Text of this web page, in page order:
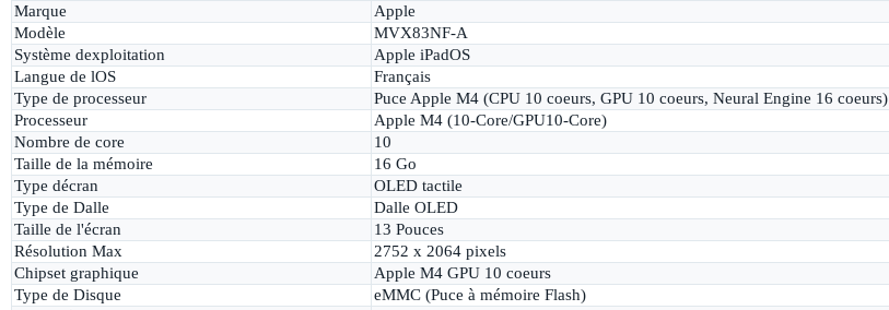
Marque
Apple
Modèle
MVX83NF-A
Système dexploitation
Apple iPadOS
Langue de lOS
Français
Type de processeur
Puce Apple M4 (CPU 10 coeurs, GPU 10 coeurs, Neural Engine 16 coeurs)
Processeur
Apple M4 (10-Core/GPU10-Core)
Nombre de core
10
Taille de la mémoire
16 Go
Type décran
OLED tactile
Type de Dalle
Dalle OLED
Taille de l'écran
13 Pouces
Résolution Max
2752 x 2064 pixels
Chipset graphique
Apple M4 GPU 10 coeurs
Type de Disque
eMMC (Puce à mémoire Flash)